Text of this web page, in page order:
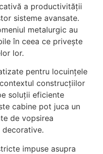
a productivității
sisteme avansate.
metalurgic au
în ceea ce privește
lor.
pentru locuințele
construcțiilor
soluții eficiente
cabine pot juca un
de vopsirea
decorative.
impuse asupra